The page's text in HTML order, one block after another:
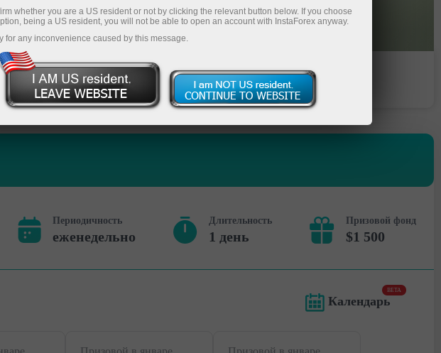
Пополнить счёт
Периодичность
еженедельно
Длительность
1 день
Призовой фонд
$1 500
Календарь
BETA
whether you are a US resident or not by clicking the relevant button below. If you choose
being a US resident, you will not be able to open an account with InstaForex anyway.
for any inconvenience caused by this message.